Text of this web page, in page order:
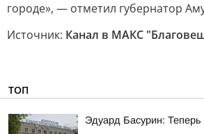
городе», — отметил губернатор
Источник: Канал в МАКС
ТОП
Эдуард Басурин: